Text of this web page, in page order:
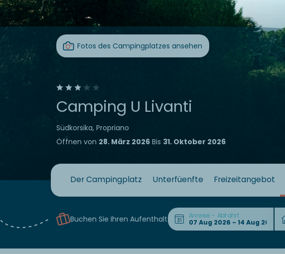
Fotos des Campingplatzes ansehen
Camping U Livanti
Südkorsika, Propriano
Öffnen von 28. März 2026Bis 31. Oktober 2026
Der Campingplatz Unterfüenfte Freizeitangebot
Buchen Sie Ihren Aufenthalt Anreise - Abfahrt